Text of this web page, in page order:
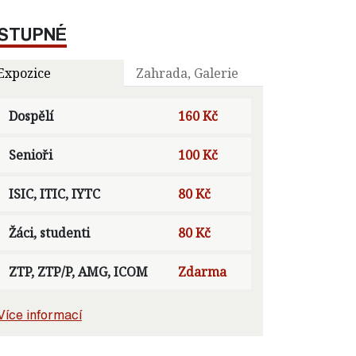
Zahrada, Galerie
Dospělí 160 Kč
Senioři 100 Kč
ISIC, ITIC, IYTC 80 Kč
Žáci, studenti 80 Kč
ZTP, ZTP/P, AMG, ICOM Zdarma
informací